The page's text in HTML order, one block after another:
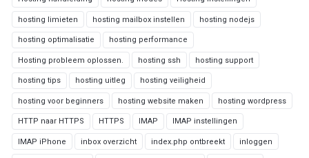
hosting limieten hosting mailbox instellen hosting nodejs
hosting optimalisatie hosting performance
Hosting probleem oplossen. hosting ssh hosting support
hosting tips hosting uitleg hosting veiligheid
hosting voor beginners hosting website maken hosting wordpress
HTTP naar HTTPS HTTPS IMAP IMAP instellingen
IMAP iPhone inbox overzicht index.php ontbreekt inloggen